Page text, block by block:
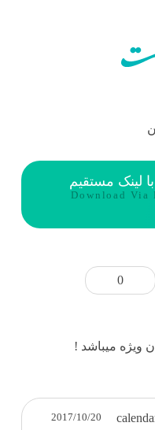
لینک مستقیم
Download Via
0
ویژه میباشد !